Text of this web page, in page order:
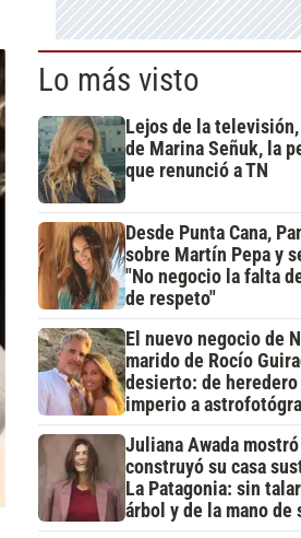
Lo más visto
Lejos de la
de Marina Señuk, la
que renunció a TN
Desde Punta Cana,
sobre Martín Pepa y
"No negocio la falta
de respeto"
El nuevo negocio de
marido de Rocío
desierto: de heredero
imperio a
Juliana Awada
construyó su casa
La Patagonia: sin
árbol y de la mano de